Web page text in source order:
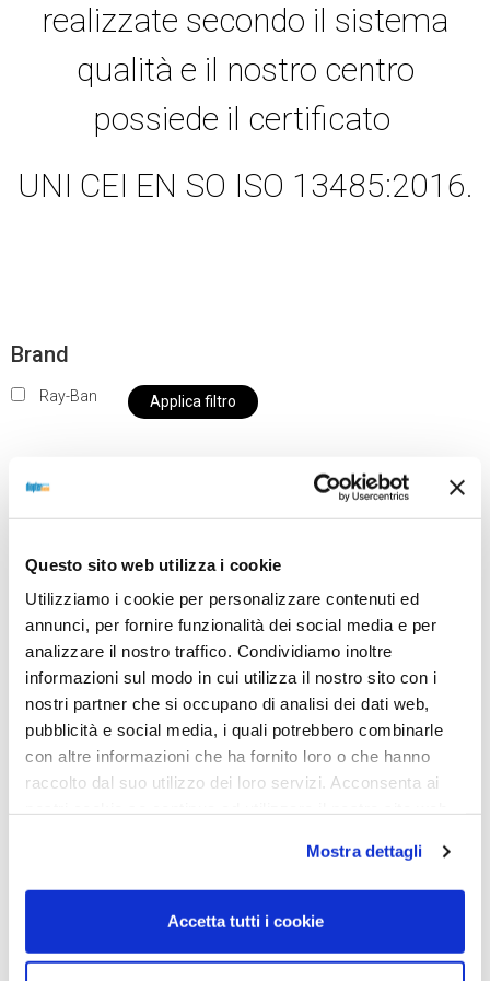
Questo sito web utilizza i cookie
Utilizziamo i cookie per personalizzare contenuti ed
annunci, per fornire funzionalità dei social media e per
analizzare il nostro traffico. Condividiamo inoltre
informazioni sul modo in cui utilizza il nostro sito con i
nostri partner che si occupano di analisi dei dati web,
pubblicità e social media, i quali potrebbero combinarle
con altre informazioni che ha fornito loro o che hanno
raccolto dal suo utilizzo dei loro servizi. Acconsenta ai
Mostra dettagli
Accetta tutti i cookie
realizzate secondo il sistema
qualità e il nostro centro
possiede il certificato
UNI CEI EN SO ISO 13485:2016.
Brand
Ray-Ban Applica filtro
nostro negozio non saranno disponibili per la
da OTTICA DIOPTER
Showing the single result